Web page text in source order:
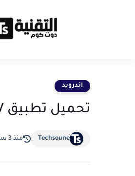
اندرويد
تحميل تطبيق BLACK TV للأندرويد مع كود التفعيل لهذا الأسبوع
Techsoune منذ 3 سنة